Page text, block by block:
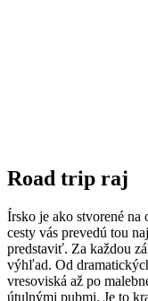
Road trip raj
Írsko je ako stvorené na
cesty vás prevedú tou
predstaviť. Za každou
výhľad. Od
vresoviská až po
útulnými pubmi. Je to